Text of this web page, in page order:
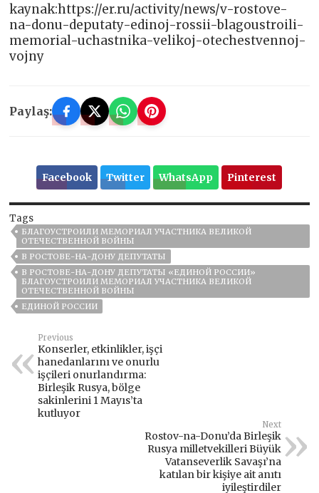
kaynak:https://er.ru/activity/news/v-rostove-
na-donu-deputaty-edinoj-rossii-blagoustroili-
memorial-uchastnika-velikoj-otechestvennoj-
vojny
Paylaş:
Facebook Twitter WhatsApp Pinterest
Tags
БЛАГОУСТРОИЛИ МЕМОРИАЛ УЧАСТНИКА ВЕЛИКОЙ
ОТЕЧЕСТВЕННОЙ ВОЙНЫ
В РОСТОВЕ-НА-ДОНУ ДЕПУТАТЫ
В РОСТОВЕ-НА-ДОНУ ДЕПУТАТЫ «ЕДИНОЙ РОССИИ»
БЛАГОУСТРОИЛИ МЕМОРИАЛ УЧАСТНИКА ВЕЛИКОЙ
ОТЕЧЕСТВЕННОЙ ВОЙНЫ
ЕДИНОЙ РОССИИ
Previous
Konserler, etkinlikler, işçi
hanedanlarını ve onurlu
işçileri onurlandırma:
Birleşik Rusya, bölge
sakinlerini 1 Mayıs’ta
kutluyor
Next
Rostov-na-Donu’da Birleşik
Rusya milletvekilleri Büyük
Vatanseverlik Savaşı’na
katılan bir kişiye ait anıtı
iyileştirdiler